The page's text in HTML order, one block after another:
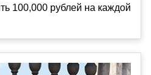
100,000 рублей на каждой